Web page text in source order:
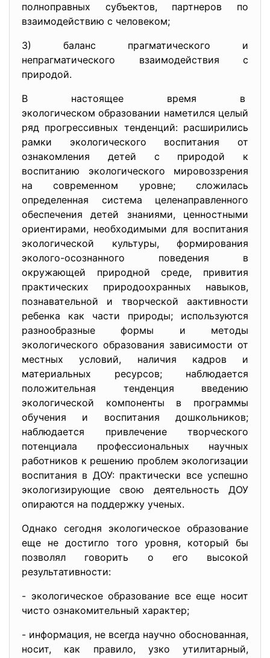
полноправных субъектов, партнеров по
взаимодействию с человеком;
3) баланс прагматического и
непрагматического взаимодействия с
природой.
В настоящее время в
экологическом образовании наметился целый
ряд прогрессивных тенденций: расширились
рамки экологического воспитания от
ознакомления детей с природой к
воспитанию экологического мировоззрения
на современном уровне; сложилась
определенная система целенаправленного
обеспечения детей знаниями, ценностными
ориентирами, необходимыми для воспитания
экологической культуры, формирования
эколого-осознанного поведения в
окружающей природной среде, привития
практических природоохранных навыков,
познавательной и творческой aактивности
ребенка как части природы; используются
разнообразные формы и методы
экологического образования зависимости от
местных условий, наличия кадров и
материальных ресурсов; наблюдается
положительная тенденция введению
экологической компоненты в программы
обучения и воспитания дошкольников;
наблюдается привлечение творческого
потенциала профессиональных научных
работников к решению проблем экологизации
воспитания в ДОУ: практически все успешно
экологизирующие свою деятельность ДОУ
опираются на поддержку ученых.
Однако сегодня экологическое образование
еще не достигло того уровня, который бы
позволял говорить о его высокой
результативности:
- экологическое образование все еще носит
чисто ознакомительный характер;
- информация, не всегда научно обоснованная,
носит, как правило, узко утилитарный,